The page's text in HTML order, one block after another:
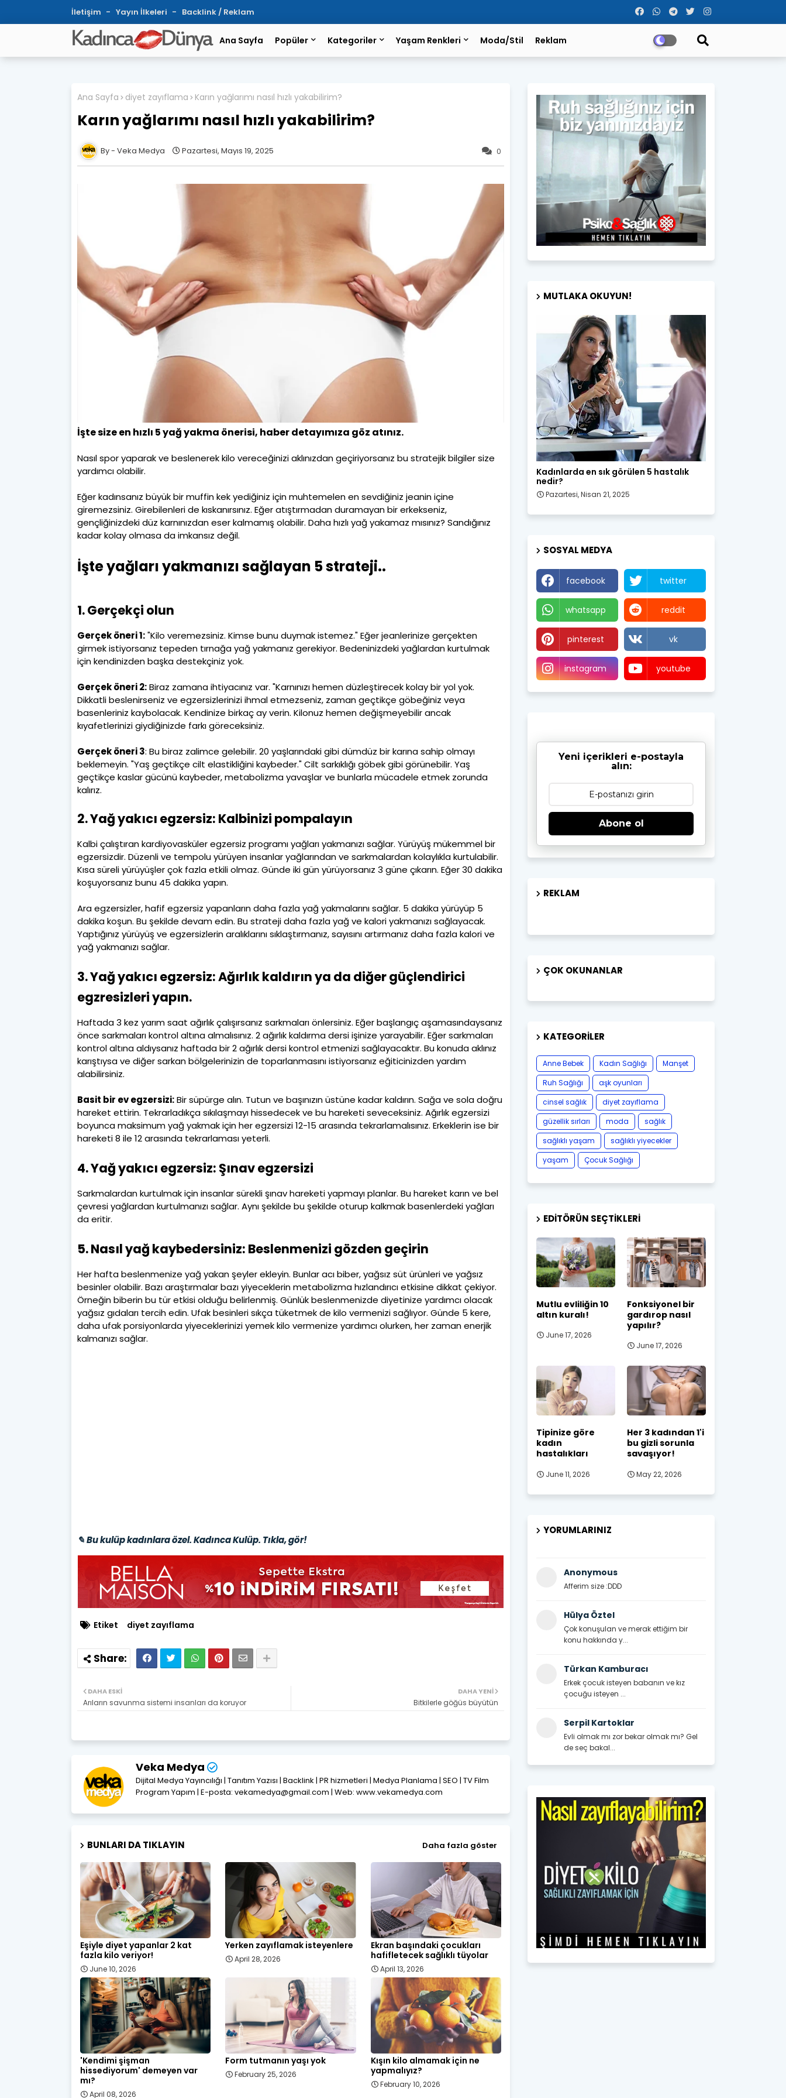
İletişim Yayın İlkeleri Backlink / Reklam
Ana Sayfa Popüler Kategoriler Yaşam Renkleri Moda/Stil Reklam
Ana Sayfa diyet zayıflama Karın yağlarımı nasıl hızlı yakabilirim?
Karın yağlarımı nasıl hızlı yakabilirim?
0
Veka Medya Pazartesi, Mayıs 19, 2025
İşte size en hızlı 5 yağ yakma önerisi, haber detayımıza göz atınız.
Nasıl spor yaparak ve beslenerek kilo vereceğinizi aklınızdan geçiriyorsanız bu stratejik bilgiler size
yardımcı olabilir.
Eğer kadınsanız büyük bir muffin kek yediğiniz için muhtemelen en sevdiğiniz jeanin içine
giremezsiniz. Girebilenleri de kıskanırsınız. Eğer atıştırmadan duramayan bir erkekseniz,
gençliğinizdeki düz karnınızdan eser kalmamış olabilir. Daha hızlı yağ yakamaz mısınız? Sandığınız
kadar kolay olmasa da imkansız değil.
İşte yağları yakmanızı sağlayan 5 strateji..
1. Gerçekçi olun
Gerçek öneri 1:"Kilo veremezsiniz. Kimse bunu duymak istemez." Eğer jeanlerinize gerçekten
girmek istiyorsanız tepeden tırnağa yağ yakmanız gerekiyor. Bedeninizdeki yağlardan kurtulmak
için kendinizden başka destekçiniz yok.
Gerçek öneri 2:Biraz zamana ihtiyacınız var. "Karnınızı hemen düzleştirecek kolay bir yol yok.
Dikkatli beslenirseniz ve egzersizlerinizi ihmal etmezseniz, zaman geçtikçe göbeğiniz veya
basenleriniz kaybolacak. Kendinize birkaç ay verin. Kilonuz hemen değişmeyebilir ancak
kıyafetlerinizi giydiğinizde farkı göreceksiniz.
Gerçek öneri 3: Bu biraz zalimce gelebilir. 20 yaşlarındaki gibi dümdüz bir karına sahip olmayı
beklemeyin. "Yaş geçtikçe cilt elastikliğini kaybeder." Cilt sarkıklığı göbek gibi görünebilir. Yaş
geçtikçe kaslar gücünü kaybeder, metabolizma yavaşlar ve bunlarla mücadele etmek zorunda
kalırız.
2. Yağ yakıcı egzersiz: Kalbinizi pompalayın
Kalbi çalıştıran kardiyovasküler egzersiz programı yağları yakmanızı sağlar. Yürüyüş mükemmel bir
egzersizdir. Düzenli ve tempolu yürüyen insanlar yağlarından ve sarkmalardan kolaylıkla kurtulabilir.
Kısa süreli yürüyüşler çok fazla etkili olmaz. Günde iki gün yürüyorsanız 3 güne çıkarın. Eğer 30 dakika
koşuyorsanız bunu 45 dakika yapın.
Ara egzersizler, hafif egzersiz yapanların daha fazla yağ yakmalarını sağlar. 5 dakika yürüyüp 5
dakika koşun. Bu şekilde devam edin. Bu strateji daha fazla yağ ve kalori yakmanızı sağlayacak.
Yaptığınız yürüyüş ve egzersizlerin aralıklarını sıklaştırmanız, sayısını artırmanız daha fazla kalori ve
yağ yakmanızı sağlar.
3. Yağ yakıcı egzersiz: Ağırlık kaldırın ya da diğer güçlendirici
egzresizleri yapın.
Haftada 3 kez yarım saat ağırlık çalışırsanız sarkmaları önlersiniz. Eğer başlangıç aşamasındaysanız
önce sarkmaları kontrol altına almalısınız. 2 ağırlık kaldırma dersi işinize yarayabilir. Eğer sarkmaları
kontrol altına aldıysanız haftada bir 2 ağırlık dersi kontrol etmenizi sağlayacaktır. Bu konuda aklınız
karıştıysa ve diğer sarkan bölgelerinizin de toparlanmasını istiyorsanız eğiticinizden yardım
alabilirsiniz.
Basit bir ev egzersizi:Bir süpürge alın. Tutun ve başınızın üstüne kadar kaldırın. Sağa ve sola doğru
hareket ettirin. Tekrarladıkça sıkılaşmayı hissedecek ve bu hareketi seveceksiniz. Ağırlık egzersizi
boyunca maksimum yağ yakmak için her egzersizi 12-15 arasında tekrarlamalısınız. Erkeklerin ise bir
hareketi 8 ile 12 arasında tekrarlaması yeterli.
4. Yağ yakıcı egzersiz: Şınav egzersizi
Sarkmalardan kurtulmak için insanlar sürekli şınav hareketi yapmayı planlar. Bu hareket karın ve bel
çevresi yağlardan kurtulmanızı sağlar. Aynı şekilde bu şekilde oturup kalkmak basenlerdeki yağları
da eritir.
5. Nasıl yağ kaybedersiniz: Beslenmenizi gözden geçirin
Her hafta beslenmenize yağ yakan şeyler ekleyin. Bunlar acı biber, yağsız süt ürünleri ve yağsız
besinler olabilir. Bazı araştırmalar bazı yiyeceklerin metabolizma hızlandırıcı etkisine dikkat çekiyor.
Örneğin biberin bu tür etkisi olduğu belirlenmiş. Günlük beslenmenizde diyetinize yardımcı olacak
yağsız gıdaları tercih edin. Ufak besinleri sıkça tüketmek de kilo vermenizi sağlıyor. Günde 5 kere,
daha ufak porsiyonlarda yiyeceklerinizi yemek kilo vermenize yardımcı olurken, her zaman enerjik
kalmanızı sağlar.
✎ Bu kulüp kadınlara özel. Kadınca Kulüp. Tıkla, gör!
Etiket diyet zayıflama
DAHA YENI
Bitkilerle göğüs büyütün
DAHA ESKI
Arıların savunma sistemi insanları da koruyor
Veka Medya
Dijital Medya Yayıncılığı | Tanıtım Yazısı | Backlink | PR hizmetleri | Medya Planlama | SEO | TV Film
Program Yapım | E-posta: vekamedya@gmail.com | Web: www.vekamedya.com
BUNLARI DA TIKLAYIN Daha fazla göster
Eşiyle diyet yapanlar 2 kat
fazla kilo veriyor!
June 10, 2026
Yerken zayıflamak isteyenlere
April 28, 2026
Ekran başındaki çocukları
hafifletecek sağlıklı tüyolar
April 13, 2026
'Kendimi şişman
hissediyorum' demeyen var
mı?
April 08, 2026
Form tutmanın yaşı yok
February 25, 2026
Kışın kilo almamak için ne
yapmalıyız?
February 10, 2026
MUTLAKA OKUYUN!
Kadın Sağlığı
Kadınlarda en sık görülen 5 hastalık
nedir?
Pazartesi, Nisan 21, 2025
SOSYAL MEDYA
facebook twitter
whatsapp reddit
pinterest vk
instagram youtube
Yeni içerikleri e-postayla
alın:
Abone ol
REKLAM
ÇOK OKUNANLAR
KATEGORILER
Anne Bebek Kadın Sağlığı
Manşet
Ruh Sağlığı
aşk oyunları
cinsel sağlık
diyet zayıflama
güzellik sırları
moda
sağlık
sağlıklı yaşam
sağlıklı yiyecekler
yaşam
Çocuk Sağlığı
EDITÖRÜN SEÇTIKLERI
Mutlu evliliğin 10
altın kuralı!
June 17, 2026
Fonksiyonel bir
gardırop nasıl
yapılır?
June 17, 2026
Tipinize göre
kadın
hastalıkları
June 11, 2026
Her 3 kadından 1'i
bu gizli sorunla
savaşıyor!
May 22, 2026
YORUMLARINIZ
Anonymous
Afferim size :DDD
Hülya Öztel
Çok konuşulan ve merak ettiğim bir
konu hakkında y...
Türkan Kamburacı
Erkek çocuk isteyen babanın ve kız
çocuğu isteyen ...
Serpil Kartoklar
Evli olmak mı zor bekar olmak mı? Gel
de seç bakal...